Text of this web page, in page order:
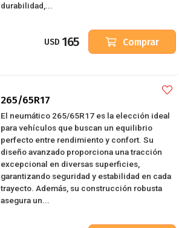
durabilidad,...
USD 165 Comprar
265/65R17
El neumático 265/65R17 es la elección ideal
para vehículos que buscan un equilibrio
perfecto entre rendimiento y confort. Su
diseño avanzado proporciona una tracción
excepcional en diversas superficies,
garantizando seguridad y estabilidad en cada
trayecto. Además, su construcción robusta
asegura un...